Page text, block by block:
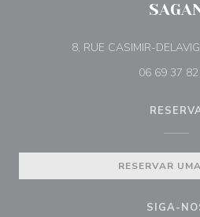
8, RUE CASIMIR-
06 69 37
RESERVAR
SIGA-